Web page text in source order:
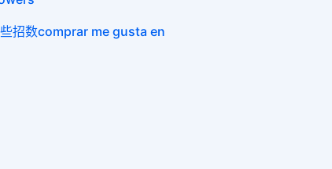
些招数comprar me gusta en